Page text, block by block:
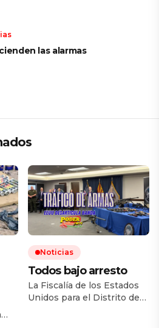
las alarmas
Noticias
Todos bajo arresto
La Fiscalía de los Estados
Unidos para el Distrito de